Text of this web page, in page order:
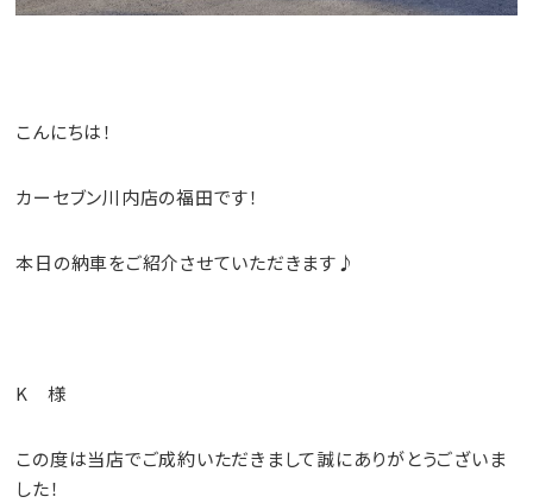
こんにちは！
カーセブン川内店の福田です！
本日の納車をご紹介させていただきます♪
K 様
この度は当店でご成約いただきまして誠にありがとうございま
した！